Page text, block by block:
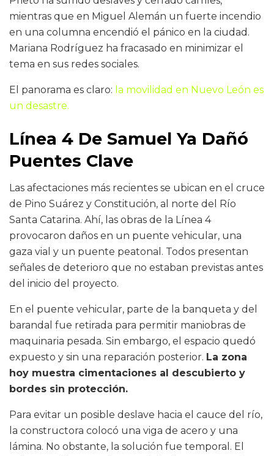
mientras que en Miguel Alemán un fuerte incendio
en una columna encendió el pánico en la ciudad.
Mariana Rodríguez ha fracasado en minimizar el
tema en sus redes sociales.
El panorama es claro: la movilidad en Nuevo León es
un desastre.
Línea 4 De Samuel Ya Dañó
Puentes Clave
Las afectaciones más recientes se ubican en el cruce
de Pino Suárez y Constitución, al norte del Río
Santa Catarina. Ahí, las obras de la Línea 4
provocaron daños en un puente vehicular, una
gaza vial y un puente peatonal. Todos presentan
señales de deterioro que no estaban previstas antes
del inicio del proyecto.
En el puente vehicular, parte de la banqueta y del
barandal fue retirada para permitir maniobras de
maquinaria pesada. Sin embargo, el espacio quedó
expuesto y sin una reparación posterior. La zona
hoy muestra cimentaciones al descubierto y
bordes sin protección.
Para evitar un posible deslave hacia el cauce del río,
la constructora colocó una viga de acero y una
lámina. No obstante, la solución fue temporal. El